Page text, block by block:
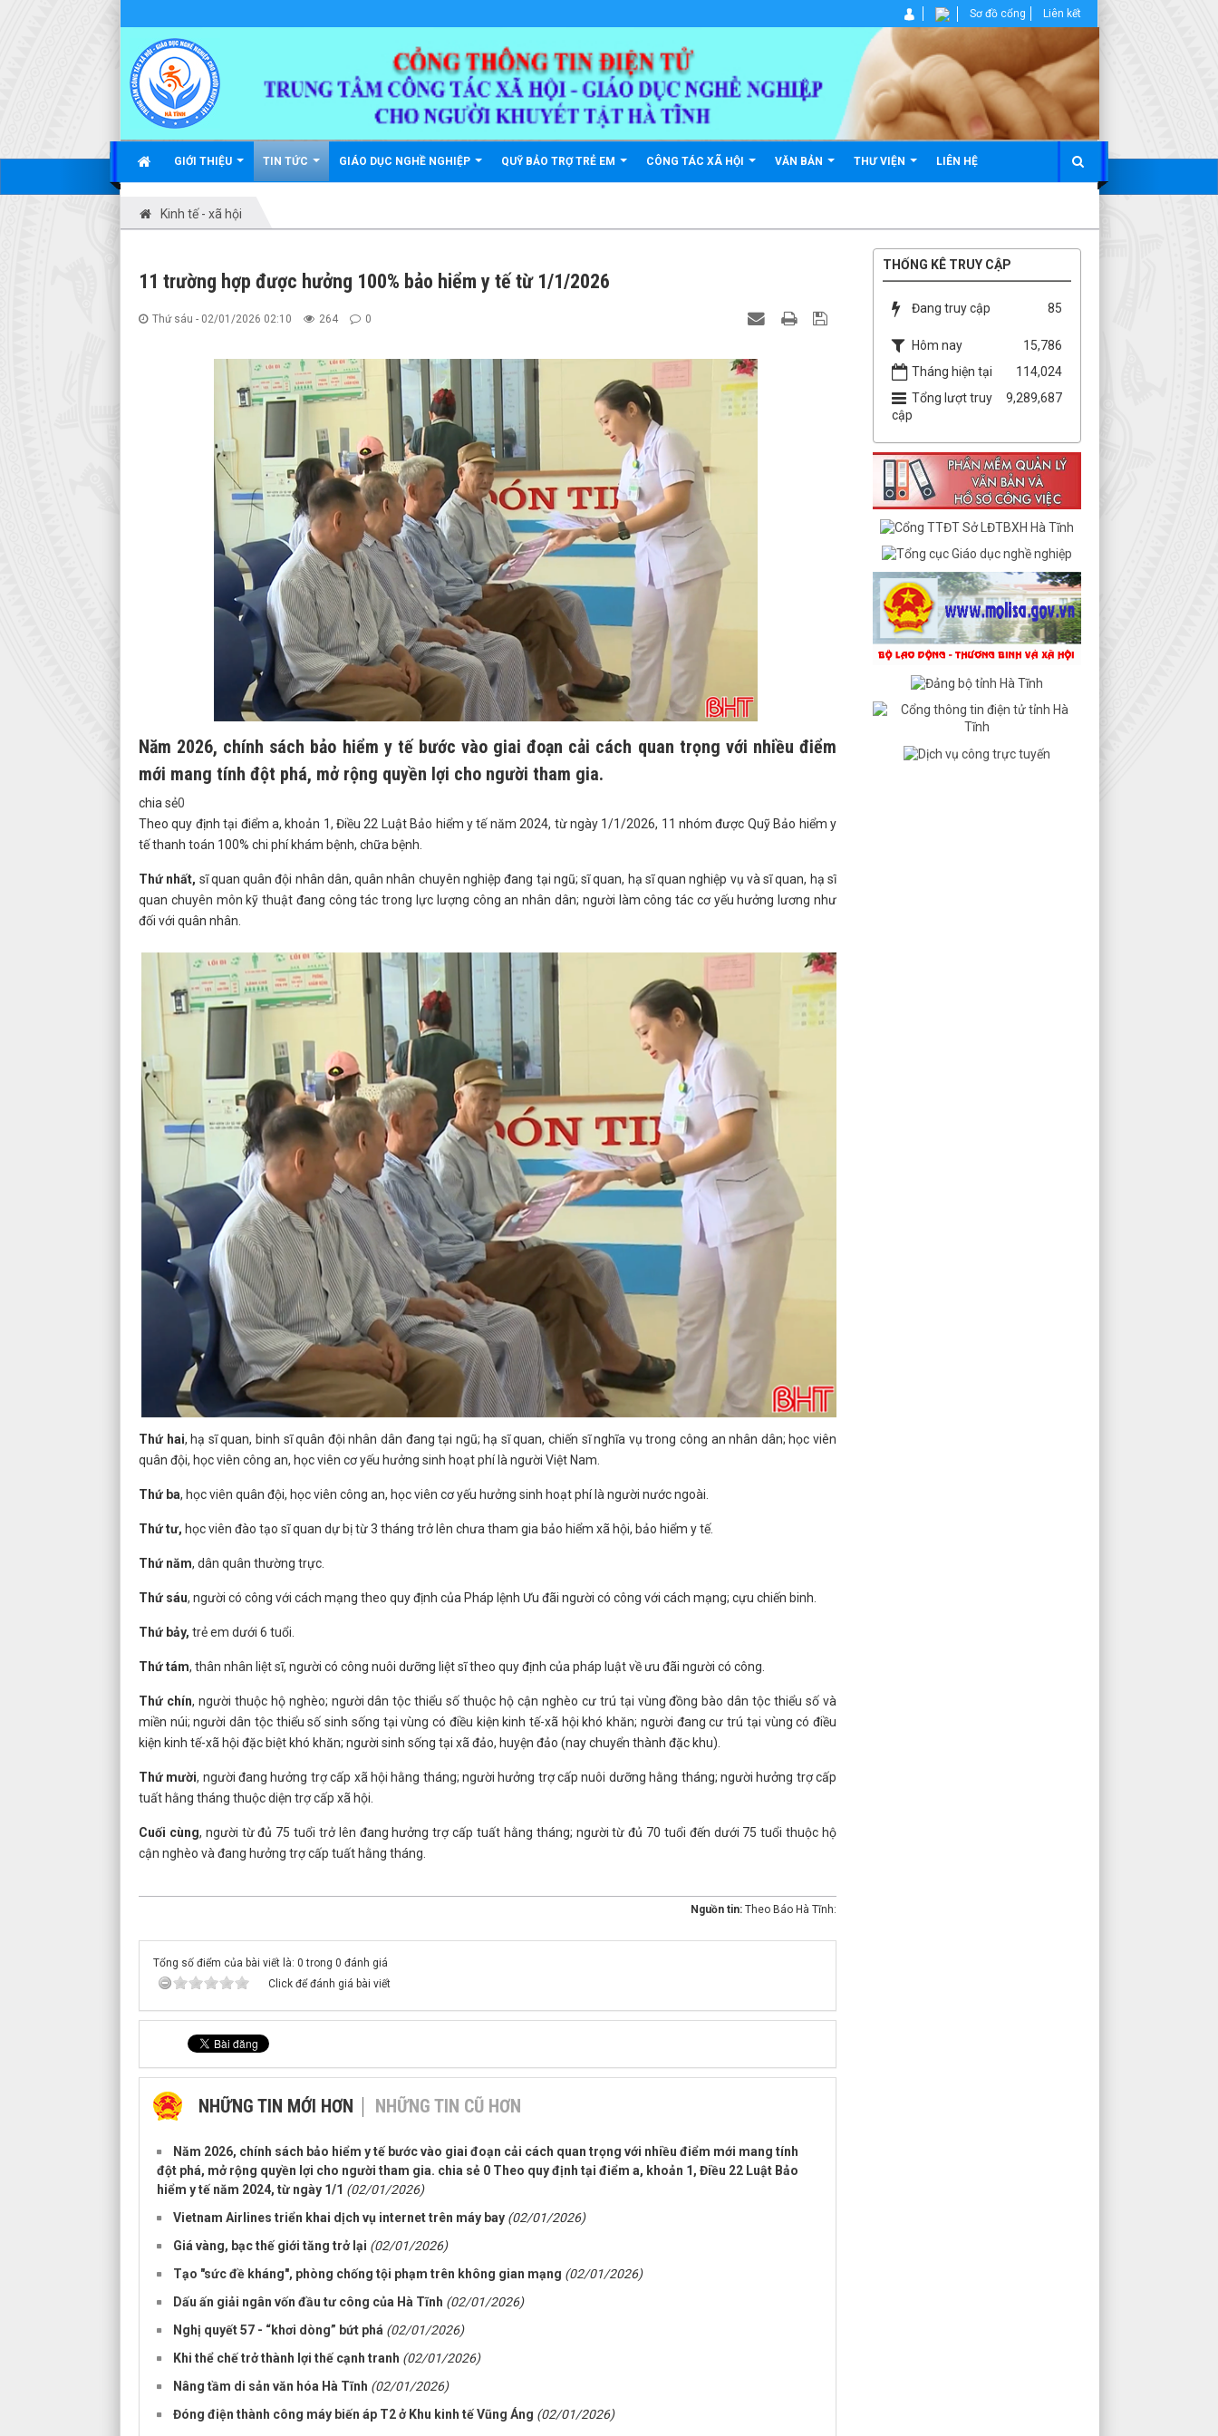
GIỚI THIỆU TIN TỨC GIÁO DỤC NGHỀ NGHIỆP QUỸ BẢO TRỢ TRẺ EM CÔNG TÁC XÃ HỘI VĂN BẢN THƯ VIỆN LIÊN HỆ
Sơ đồ cổng Liên kết
Kinh tế - xã hội
11 trường hợp được hưởng 100% bảo hiểm y tế từ 1/1/2026
Thứ sáu - 02/01/2026 02:10 264 0
Năm 2026, chính sách bảo hiểm y tế bước vào giai đoạn cải cách quan trọng với nhiều điểm
mới mang tính đột phá, mở rộng quyền lợi cho người tham gia.
chia sẻ0
Theo quy định tại điểm a, khoản 1, Điều 22 Luật Bảo hiểm y tế năm 2024, từ ngày 1/1/2026, 11 nhóm được Quỹ Bảo hiểm y
tế thanh toán 100% chi phí khám bệnh, chữa bệnh.
Thứ nhất, sĩ quan quân đội nhân dân, quân nhân chuyên nghiệp đang tại ngũ; sĩ quan, hạ sĩ quan nghiệp vụ và sĩ quan, hạ sĩ
quan chuyên môn kỹ thuật đang công tác trong lực lượng công an nhân dân; người làm công tác cơ yếu hưởng lương như
đối với quân nhân.
Thứ hai, hạ sĩ quan, binh sĩ quân đội nhân dân đang tại ngũ; hạ sĩ quan, chiến sĩ nghĩa vụ trong công an nhân dân; học viên
quân đội, học viên công an, học viên cơ yếu hưởng sinh hoạt phí là người Việt Nam.
Thứ ba, học viên quân đội, học viên công an, học viên cơ yếu hưởng sinh hoạt phí là người nước ngoài.
Thứ tư, học viên đào tạo sĩ quan dự bị từ 3 tháng trở lên chưa tham gia bảo hiểm xã hội, bảo hiểm y tế.
Thứ năm, dân quân thường trực.
Thứ sáu, người có công với cách mạng theo quy định của Pháp lệnh Ưu đãi người có công với cách mạng; cựu chiến binh.
Thứ bảy, trẻ em dưới 6 tuổi.
Thứ tám, thân nhân liệt sĩ, người có công nuôi dưỡng liệt sĩ theo quy định của pháp luật về ưu đãi người có công.
Thứ chín, người thuộc hộ nghèo; người dân tộc thiểu số thuộc hộ cận nghèo cư trú tại vùng đồng bào dân tộc thiểu số và
miền núi; người dân tộc thiểu số sinh sống tại vùng có điều kiện kinh tế-xã hội khó khăn; người đang cư trú tại vùng có điều
kiện kinh tế-xã hội đặc biệt khó khăn; người sinh sống tại xã đảo, huyện đảo (nay chuyển thành đặc khu).
Thứ mười, người đang hưởng trợ cấp xã hội hằng tháng; người hưởng trợ cấp nuôi dưỡng hằng tháng; người hưởng trợ cấp
tuất hằng tháng thuộc diện trợ cấp xã hội.
Cuối cùng, người từ đủ 75 tuổi trở lên đang hưởng trợ cấp tuất hằng tháng; người từ đủ 70 tuổi đến dưới 75 tuổi thuộc hộ
cận nghèo và đang hưởng trợ cấp tuất hằng tháng.
Nguồn tin: Theo Báo Hà Tĩnh:
Tổng số điểm của bài viết là: 0 trong 0 đánh giá
Click để đánh giá bài viết
NHỮNG TIN MỚI HƠN NHỮNG TIN CŨ HƠN
Năm 2026, chính sách bảo hiểm y tế bước vào giai đoạn cải cách quan trọng với nhiều điểm mới mang tính
đột phá, mở rộng quyền lợi cho người tham gia. chia sẻ 0 Theo quy định tại điểm a, khoản 1, Điều 22 Luật Bảo
hiểm y tế năm 2024, từ ngày 1/1 (02/01/2026)
Vietnam Airlines triển khai dịch vụ internet trên máy bay (02/01/2026)
Giá vàng, bạc thế giới tăng trở lại (02/01/2026)
Tạo "sức đề kháng", phòng chống tội phạm trên không gian mạng (02/01/2026)
Dấu ấn giải ngân vốn đầu tư công của Hà Tĩnh (02/01/2026)
Nghị quyết 57 - “khơi dòng” bứt phá (02/01/2026)
Khi thể chế trở thành lợi thế cạnh tranh (02/01/2026)
Nâng tầm di sản văn hóa Hà Tĩnh (02/01/2026)
Đóng điện thành công máy biến áp T2 ở Khu kinh tế Vũng Áng (02/01/2026)
THỐNG KÊ TRUY CẬP
Đang truy cập 85
Hôm nay
15,786
Tháng hiện tại
114,024
Tổng lượt truy
cập
9,289,687